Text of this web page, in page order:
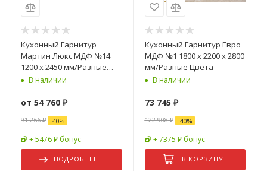
Кухонный Гарнитур
Мартин Люкс МДФ №14
1200 х 2450 мм/Разные
Цвета
В наличии
от 54 760 ₽
91 266 ₽ -40%
+ 5476 ₽ бонус
ПОДРОБНЕЕ
Кухонный Гарнитур Евро
МДФ №1 1800 х 2200 х 2800
мм/Разные Цвета
В наличии
73 745 ₽
122 908₽ -40%
+ 7375 ₽ бонус
В КОРЗИНУ